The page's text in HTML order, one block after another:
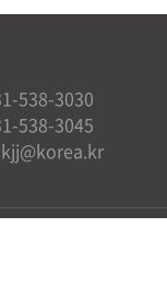
538-3030
538-3045